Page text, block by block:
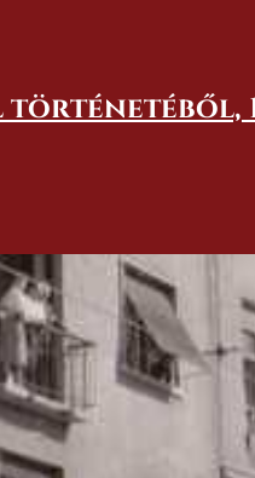
történetéből,